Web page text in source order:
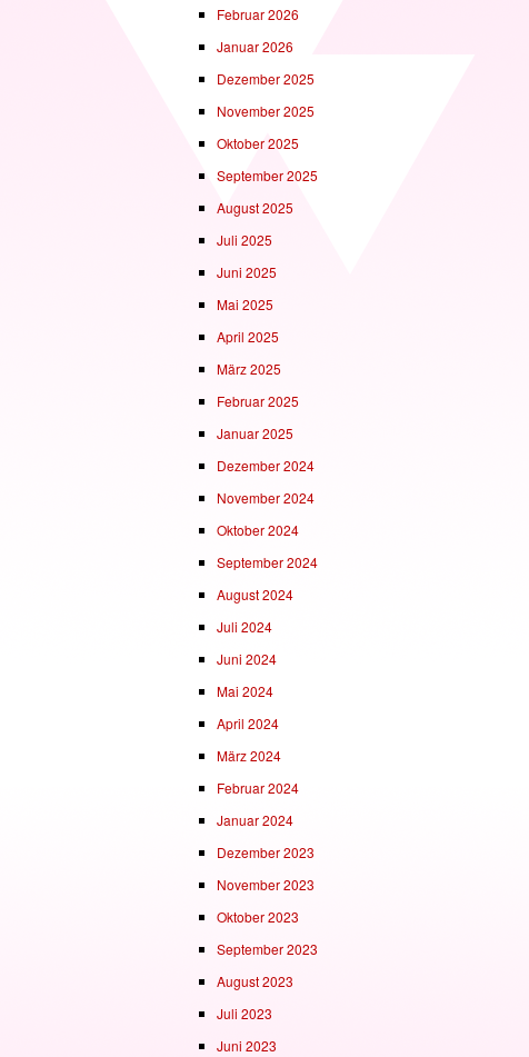
Februar 2026
Januar 2026
Dezember 2025
November 2025
Oktober 2025
September 2025
August 2025
Juli 2025
Juni 2025
Mai 2025
April 2025
März 2025
Februar 2025
Januar 2025
Dezember 2024
November 2024
Oktober 2024
September 2024
August 2024
Juli 2024
Juni 2024
Mai 2024
April 2024
März 2024
Februar 2024
Januar 2024
Dezember 2023
November 2023
Oktober 2023
September 2023
August 2023
Juli 2023
Juni 2023